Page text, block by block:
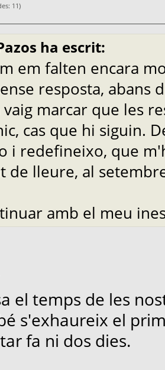
11)
ha escrit:
em falten encara
resposta, abans
vaig marcar que les
cas que hi siguin.
i redefineixo, que
de lleure, al
amb el meu
el temps de les
s'exhaureix el
fa ni dos dies.